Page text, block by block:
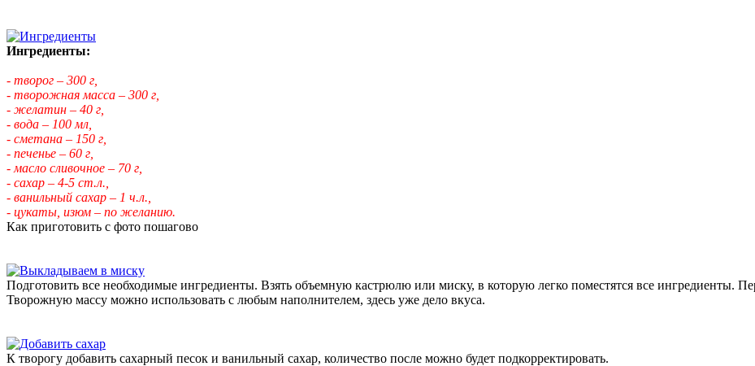
Ингредиенты:
- творог – 300 г,
- творожная масса – 300 г,
- желатин – 40 г,
- вода – 100 мл,
- сметана – 150 г,
- печенье – 60 г,
- масло сливочное – 70 г,
- сахар – 4-5 ст.л.,
- ванильный сахар – 1 ч.л.,
- цукаты, изюм – по желанию.
Как приготовить с фото пошагово
Подготовить все необходимые ингредиенты. Взять объемную кастрюлю или миску, в которую легко поместятся все ингредиенты.
Творожную массу можно использовать с любым наполнителем, здесь уже дело вкуса.
К творогу добавить сахарный песок и ванильный сахар, количество после можно будет подкорректировать.